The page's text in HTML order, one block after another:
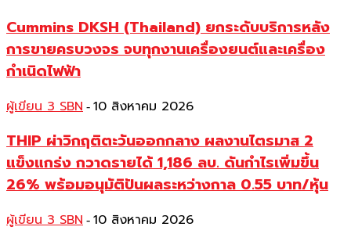
Cummins DKSH (Thailand) ยกระดับบริการหลัง
การขายครบวงจร จบทุกงานเครื่องยนต์และเครื่อง
กำเนิดไฟฟ้า
ผู้เขียน 3 SBN - 10 สิงหาคม 2026
THIP ผ่าวิกฤติตะวันออกกลาง ผลงานไตรมาส 2
แข็งแกร่ง กวาดรายได้ 1,186 ลบ. ดันกำไรเพิ่มขึ้น
26% พร้อมอนุมัติปันผลระหว่างกาล 0.55 บาท/หุ้น
ผู้เขียน 3 SBN - 10 สิงหาคม 2026